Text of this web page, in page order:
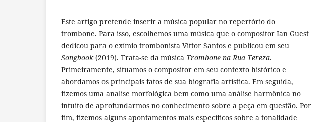
Este artigo pretende inserir a música popular no repertório do
trombone. Para isso, escolhemos uma música que o compositor Ian Guest
dedicou para o exímio trombonista Vittor Santos e publicou em seu
Songbook(2019). Trata-se da música Trombone na Rua Tereza.
Primeiramente, situamos o compositor em seu contexto histórico e
abordamos os principais fatos de sua biografia artística. Em seguida,
fizemos uma analise morfológica bem como uma análise harmônica no
intuito de aprofundarmos no conhecimento sobre a peça em questão. Por
fim, fizemos alguns apontamentos mais específicos sobre a tonalidade